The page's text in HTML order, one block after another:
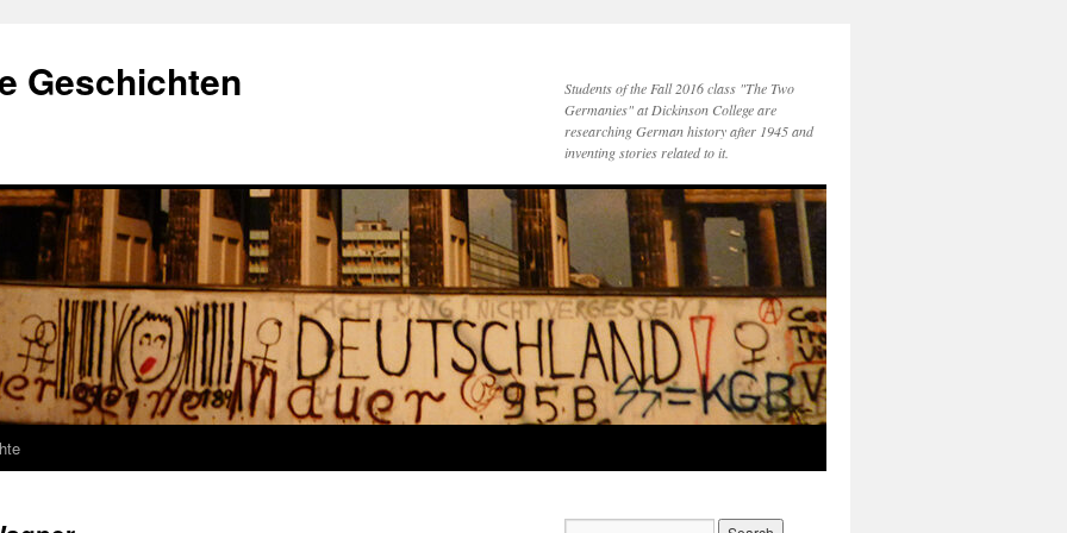
Geschichten
Students of the Fall 2016 class "The Two
Germanies" at Dickinson College are
researching German history after 1945 and
inventing stories related to it.